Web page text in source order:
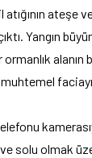
ateşe
Yangın
alanın
solu olmak